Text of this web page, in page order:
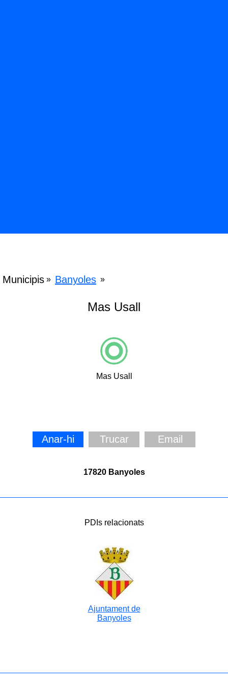
Municipis » Banyoles »
Mas Usall
Mas Usall
Anar-hi Trucar Email
17820 Banyoles
PDIs relacionats
Ajuntament de
Banyoles